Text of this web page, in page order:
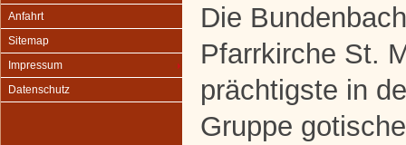
Anfahrt
Sitemap
Impressum
Datenschutz
Die
Pfarrkirche St.
prächtigste in
Gruppe